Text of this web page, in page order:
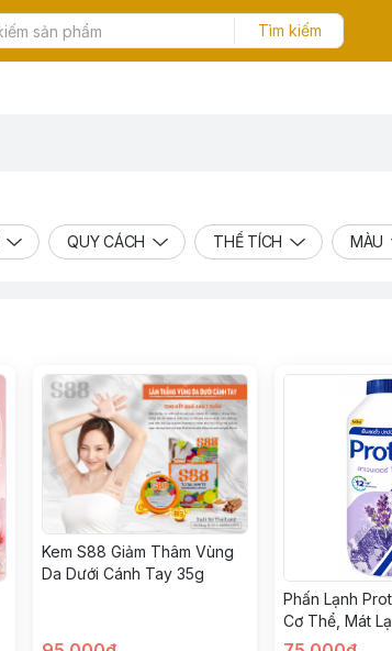
Tìm kiếm
QUY CÁCH THỂ TÍCH MÀU
Kem S88 Giảm Thâm Vùng
Da Dưới Cánh Tay 35g
Phấn Lạnh
Cơ Thể, Mát